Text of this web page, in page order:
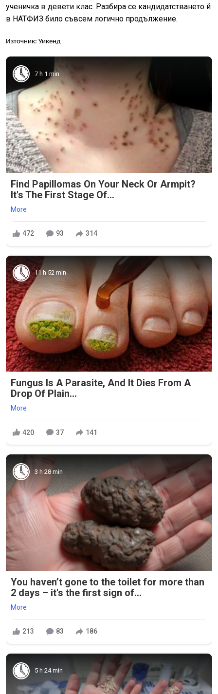
ученичка в девети клас. Разбира се кандидатстването й
в НАТФИЗ било съвсем логично продължение.
Източник: Уикенд
7 h 1 min
Find Papillomas On Your Neck Or Armpit?
It's The First Stage Of...
More
472 93 314
11 h 52 min
Fungus Is A Parasite, And It Dies From A
Drop Of Plain...
More
420 37 141
3 h 28 min
You haven’t gone to the toilet for more than
2 days – it's the first sign of...
More
213 83 186
5 h 24 min